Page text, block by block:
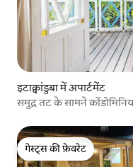
इटाक्वांडुबा में अपार्टमेंट
समुद्र तट के सामने
गेस्ट्स की फ़ेवरेट
गेस्ट्स की फ़ेवरेट